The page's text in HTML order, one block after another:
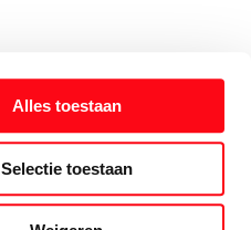
Alles toestaan
Selectie toestaan